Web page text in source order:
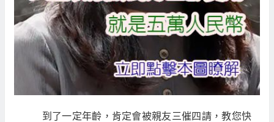
到了一定年齡，肯定會被親友三催四請，教您快